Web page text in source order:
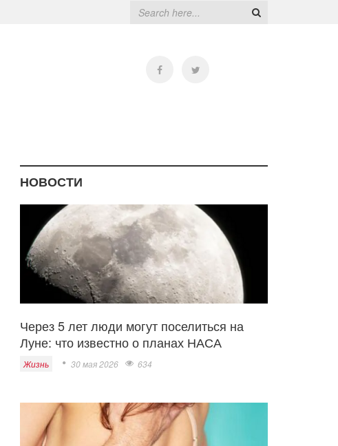
НОВОСТИ
Через 5 лет люди могут поселиться на
Луне: что известно о планах НАСА
Жизнь 30 мая 2026 634